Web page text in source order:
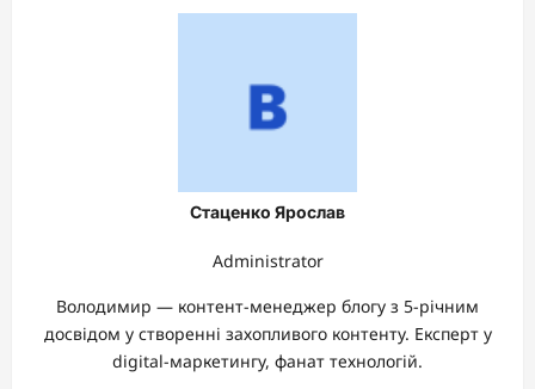
Стаценко Ярослав
Administrator
Володимир — контент-менеджер блогу з 5-річним
досвідом у створенні захопливого контенту. Експерт у
digital-маркетингу, фанат технологій.